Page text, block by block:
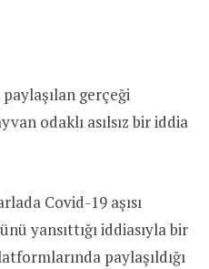
paylaşılan gerçeği
odaklı asılsız bir iddia
Covid-19 aşısı
yansıttığı iddiasıyla bir
paylaşıldığı